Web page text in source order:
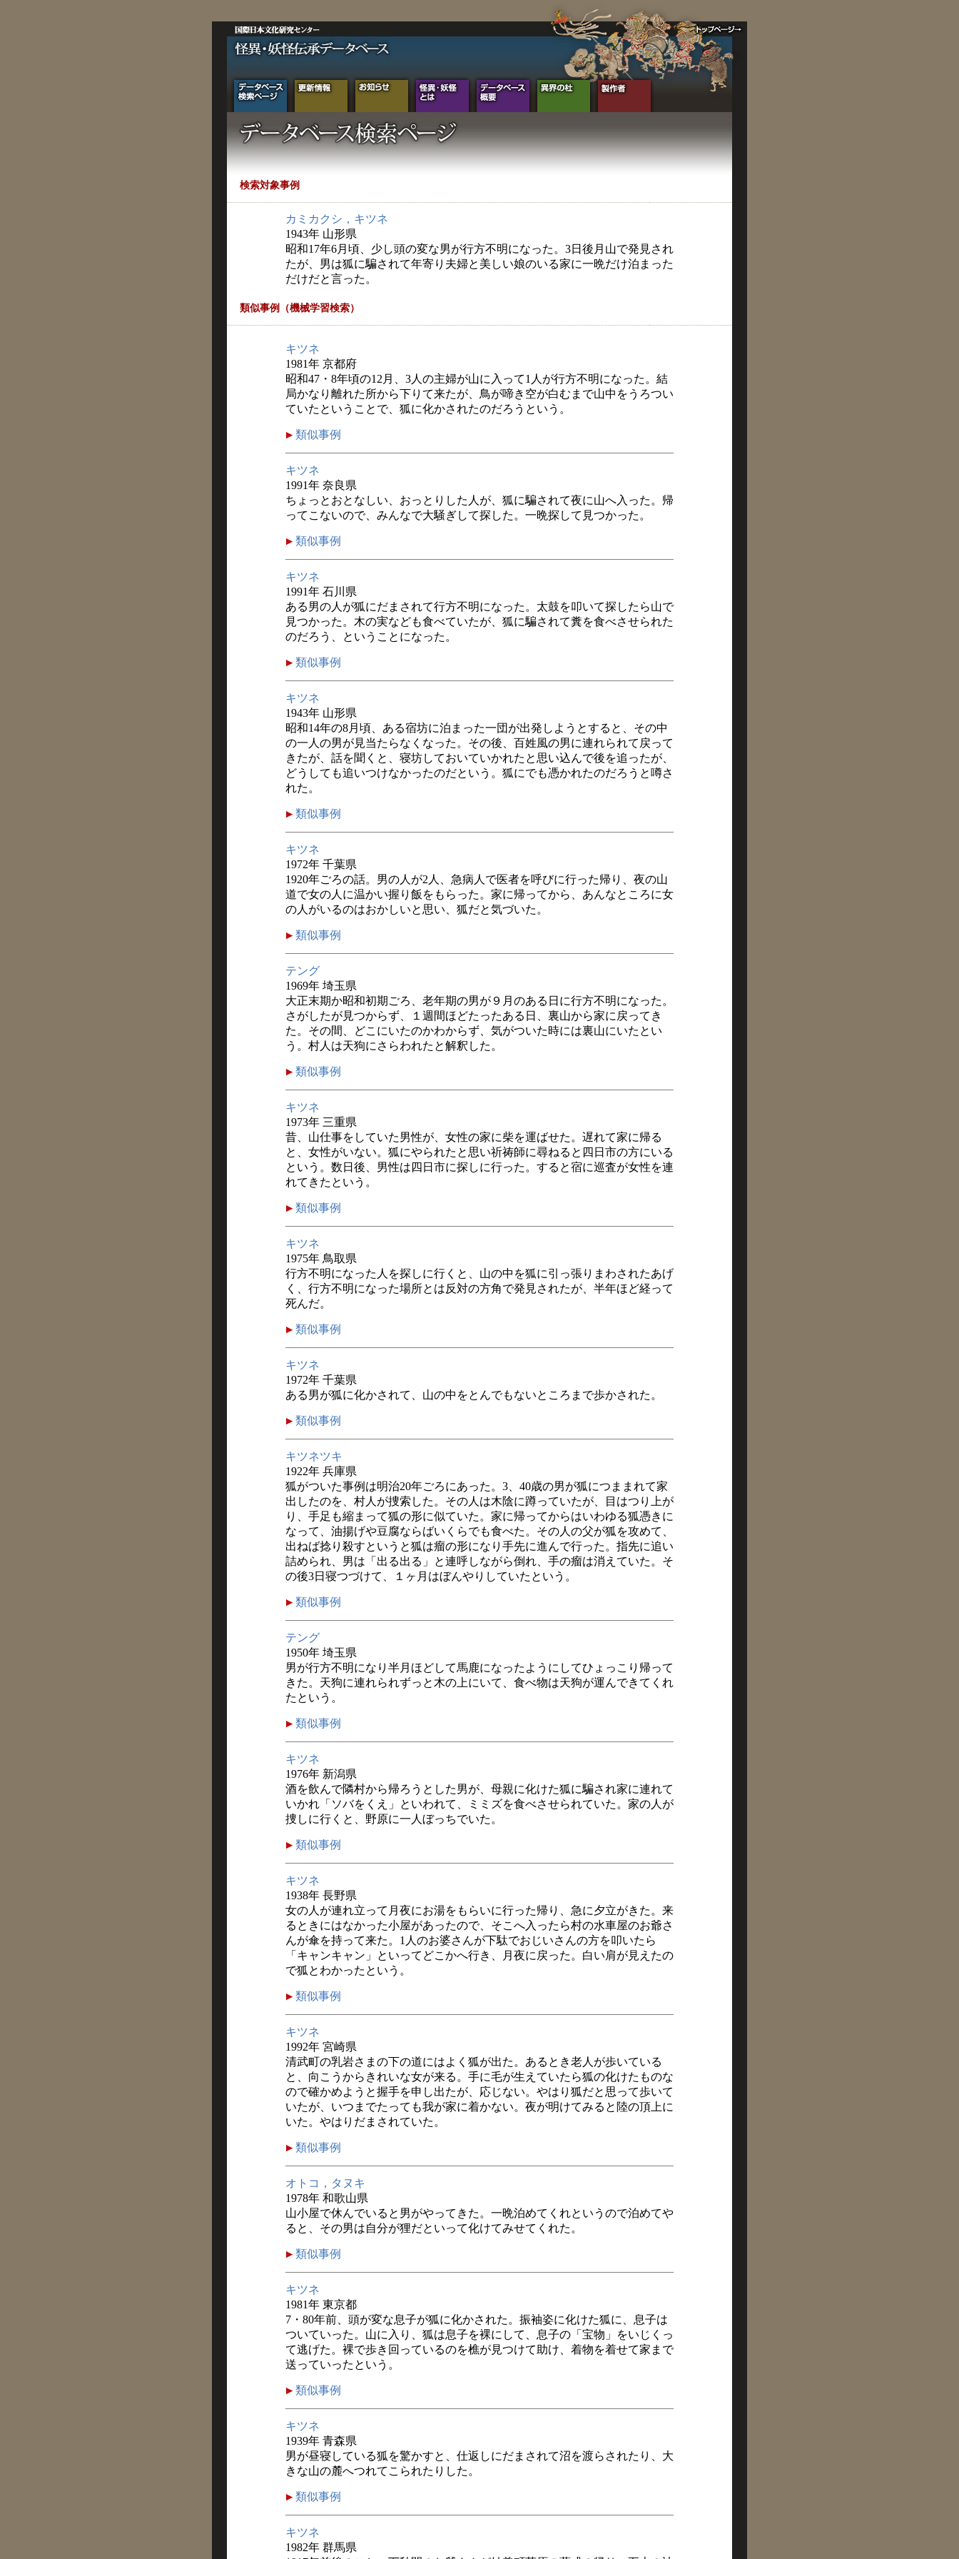
検索対象事例
カミカクシ，キツネ
1943年 山形県
昭和17年6月頃、少し頭の変な男が行方不明になった。3日後月山で発見され
たが、男は狐に騙されて年寄り夫婦と美しい娘のいる家に一晩だけ泊まった
だけだと言った。
類似事例（機械学習検索）
キツネ
1981年 京都府
昭和47・8年頃の12月、3人の主婦が山に入って1人が行方不明になった。結
局かなり離れた所から下りて来たが、鳥が啼き空が白むまで山中をうろつい
ていたということで、狐に化かされたのだろうという。
類似事例
キツネ
1991年 奈良県
ちょっとおとなしい、おっとりした人が、狐に騙されて夜に山へ入った。帰
ってこないので、みんなで大騒ぎして探した。一晩探して見つかった。
類似事例
キツネ
1991年 石川県
ある男の人が狐にだまされて行方不明になった。太鼓を叩いて探したら山で
見つかった。木の実なども食べていたが、狐に騙されて糞を食べさせられた
のだろう、ということになった。
類似事例
キツネ
1943年 山形県
昭和14年の8月頃、ある宿坊に泊まった一団が出発しようとすると、その中
の一人の男が見当たらなくなった。その後、百姓風の男に連れられて戻って
きたが、話を聞くと、寝坊しておいていかれたと思い込んで後を追ったが、
どうしても追いつけなかったのだという。狐にでも憑かれたのだろうと噂さ
れた。
類似事例
キツネ
1972年 千葉県
1920年ごろの話。男の人が2人、急病人で医者を呼びに行った帰り、夜の山
道で女の人に温かい握り飯をもらった。家に帰ってから、あんなところに女
の人がいるのはおかしいと思い、狐だと気づいた。
類似事例
テング
1969年 埼玉県
大正末期か昭和初期ごろ、老年期の男が９月のある日に行方不明になった。
さがしたが見つからず、１週間ほどたったある日、裏山から家に戻ってき
た。その間、どこにいたのかわからず、気がついた時には裏山にいたとい
う。村人は天狗にさらわれたと解釈した。
類似事例
キツネ
1973年 三重県
昔、山仕事をしていた男性が、女性の家に柴を運ばせた。遅れて家に帰る
と、女性がいない。狐にやられたと思い祈祷師に尋ねると四日市の方にいる
という。数日後、男性は四日市に探しに行った。すると宿に巡査が女性を連
れてきたという。
類似事例
キツネ
1975年 鳥取県
行方不明になった人を探しに行くと、山の中を狐に引っ張りまわされたあげ
く、行方不明になった場所とは反対の方角で発見されたが、半年ほど経って
死んだ。
類似事例
キツネ
1972年 千葉県
ある男が狐に化かされて、山の中をとんでもないところまで歩かされた。
類似事例
キツネツキ
1922年 兵庫県
狐がついた事例は明治20年ごろにあった。3、40歳の男が狐につままれて家
出したのを、村人が捜索した。その人は木陰に蹲っていたが、目はつり上が
り、手足も縮まって狐の形に似ていた。家に帰ってからはいわゆる狐憑きに
なって、油揚げや豆腐ならばいくらでも食べた。その人の父が狐を攻めて、
出ねば捻り殺すというと狐は瘤の形になり手先に進んで行った。指先に追い
詰められ、男は「出る出る」と連呼しながら倒れ、手の瘤は消えていた。そ
の後3日寝つづけて、１ヶ月はぼんやりしていたという。
類似事例
テング
1950年 埼玉県
男が行方不明になり半月ほどして馬鹿になったようにしてひょっこり帰って
きた。天狗に連れられずっと木の上にいて、食べ物は天狗が運んできてくれ
たという。
類似事例
キツネ
1976年 新潟県
酒を飲んで隣村から帰ろうとした男が、母親に化けた狐に騙され家に連れて
いかれ「ソバをくえ」といわれて、ミミズを食べさせられていた。家の人が
捜しに行くと、野原に一人ぼっちでいた。
類似事例
キツネ
1938年 長野県
女の人が連れ立って月夜にお湯をもらいに行った帰り、急に夕立がきた。来
るときにはなかった小屋があったので、そこへ入ったら村の水車屋のお爺さ
んが傘を持って来た。1人のお婆さんが下駄でおじいさんの方を叩いたら
「キャンキャン」といってどこかへ行き、月夜に戻った。白い肩が見えたの
で狐とわかったという。
類似事例
キツネ
1992年 宮崎県
清武町の乳岩さまの下の道にはよく狐が出た。あるとき老人が歩いている
と、向こうからきれいな女が来る。手に毛が生えていたら狐の化けたものな
ので確かめようと握手を申し出たが、応じない。やはり狐だと思って歩いて
いたが、いつまでたっても我が家に着かない。夜が明けてみると陸の頂上に
いた。やはりだまされていた。
類似事例
オトコ，タヌキ
1978年 和歌山県
山小屋で休んでいると男がやってきた。一晩泊めてくれというので泊めてや
ると、その男は自分が狸だといって化けてみせてくれた。
類似事例
キツネ
1981年 東京都
7・80年前、頭が変な息子が狐に化かされた。振袖姿に化けた狐に、息子は
ついていった。山に入り、狐は息子を裸にして、息子の「宝物」をいじくっ
て逃げた。裸で歩き回っているのを樵が見つけて助け、着物を着せて家まで
送っていったという。
類似事例
キツネ
1939年 青森県
男が昼寝している狐を驚かすと、仕返しにだまされて沼を渡らされたり、大
きな山の麓へつれてこられたりした。
類似事例
キツネ
1982年 群馬県